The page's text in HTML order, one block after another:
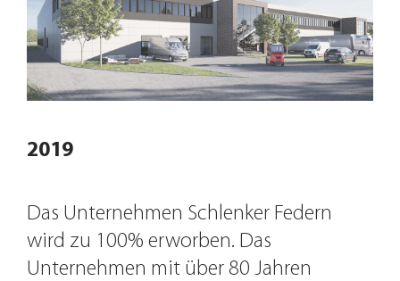
2019
Das Unternehmen Schlenker Federn
wird zu 100% erworben. Das
Unternehmen mit über 80 Jahren